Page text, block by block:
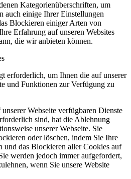
Kategorienüberschriften, um
auch einige Ihrer Einstellungen
Blockieren einiger Arten von
Erfahrung auf unseren Websites
die wir anbieten können.
erforderlich, um Ihnen die auf unserer
und Funktionen zur Verfügung zu
Webseite verfügbaren Dienste
sind, hat die Ablehnung
unserer Webseite. Sie
oder löschen, indem Sie Ihre
und das Blockieren aller Cookies auf
werden jedoch immer aufgefordert,
wenn Sie unsere Website